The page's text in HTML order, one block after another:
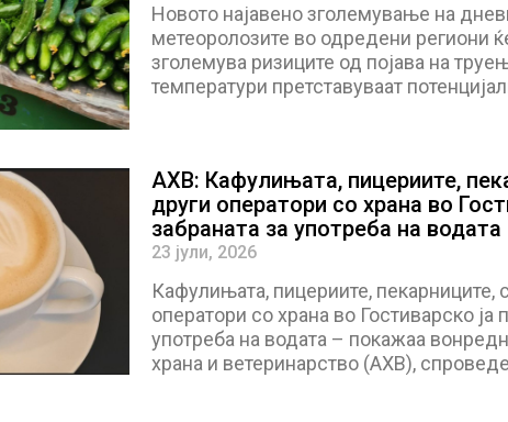
Новото најавено зголемување на
метеоролозите во одредени региони
зголемува ризиците од појава на
температури претставуваат
АХВ: Кафулињата, пицериите,
други оператори со храна во
забраната за употреба на водата
23 јули, 2026
Кафулињата, пицериите, пекарниците,
оператори со храна во Гостиварско ја
употреба на водата – покажаа
храна и ветеринарство (АХВ),